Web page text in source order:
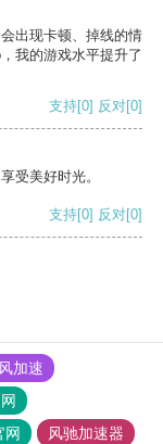
出现卡顿、掉线的情
我的游戏水平提升了
支持[0] 反对[0]
受美好时光。
支持[0] 反对[0]
加速
网
风驰加速器